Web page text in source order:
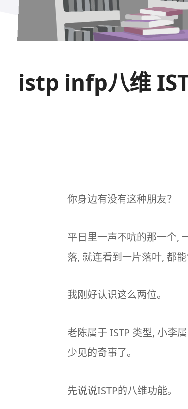
istp infp八维
你身边有没有这种朋友？
平日里一声不吭的那一个,
落, 就连看到一片落叶, 都
我刚好认识这么两位。
老陈属于 ISTP 类型, 小李
少见的奇事了。
先说说ISTP的八维功能。